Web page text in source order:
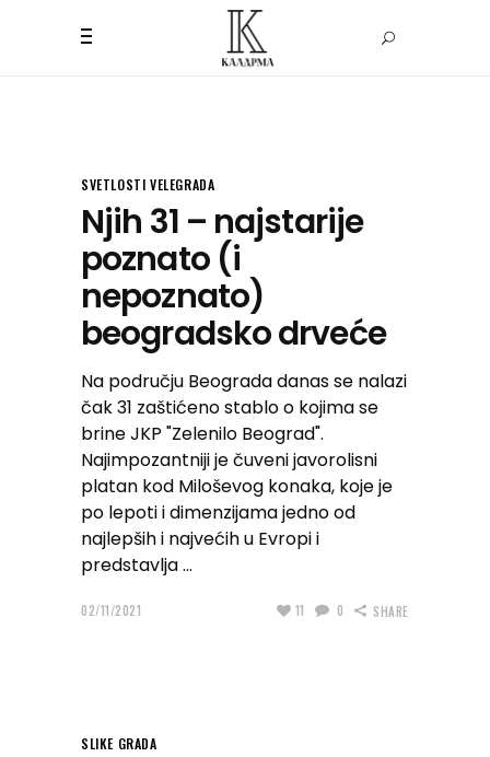
SVETLOSTI VELEGRADA
Njih 31 – najstarije
poznato (i
nepoznato)
beogradsko drveće
Na području Beograda danas se nalazi
čak 31 zaštićeno stablo o kojima se
brine JKP "Zelenilo Beograd".
Najimpozantniji je čuveni javorolisni
platan kod Miloševog konaka, koje je
po lepoti i dimenzijama jedno od
najlepših i najvećih u Evropi i
predstavlja
02/11/2021 11 0 SHARE
SLIKE GRADA